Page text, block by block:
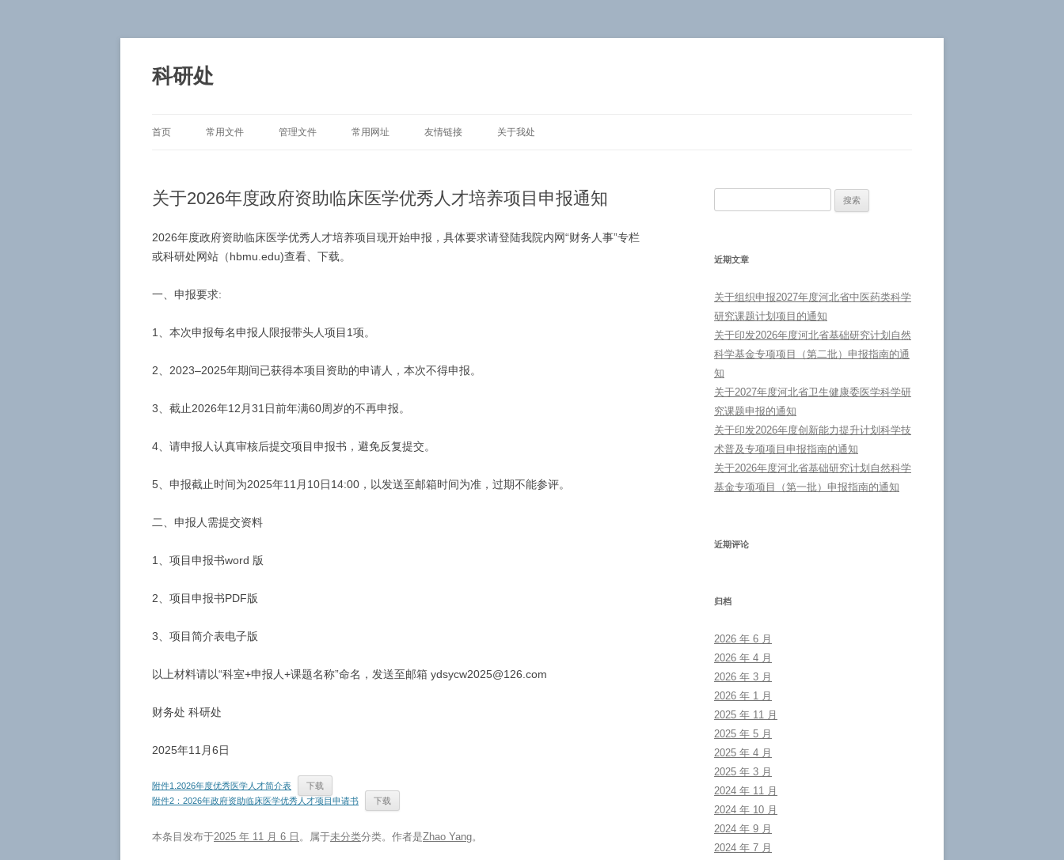
正
文
科研处
首页 常用文件 管理文件 常用网址 友情链接 关于我处
关于2026年度政府资助临床医学优秀人才培养项目申报通知
2026年度政府资助临床医学优秀人才培养项目现开始申报，具体要求请登陆我院内网“财务人事”专栏
或科研处网站（hbmu.edu)查看、下载。
一、申报要求:
1、本次申报每名申报人限报带头人项目1项。
2、2023–2025年期间已获得本项目资助的申请人，本次不得申报。
3、截止2026年12月31日前年满60周岁的不再申报。
4、请申报人认真审核后提交项目申报书，避免反复提交。
5、申报截止时间为2025年11月10日14:00，以发送至邮箱时间为准，过期不能参评。
二、申报人需提交资料
1、项目申报书word 版
2、项目申报书PDF版
3、项目简介表电子版
以上材料请以“科室+申报人+课题名称”命名，发送至邮箱 ydsycw2025@126.com
财务处 科研处
2025年11月6日
附件1.2026年度优秀医学人才简介表
下载
附件2：2026年政府资助临床医学优秀人才项目申请书
下载
本条目发布于2025 年 11 月 6 日 。属于未分类分类。 作者是Zhao Yang。
近期文章
关于组织申报2027年度河北省中医药类科学
研究课题计划项目的通知
关于印发2026年度河北省基础研究计划自然
科学基金专项项目（第二批）申报指南的通
知
关于2027年度河北省卫生健康委医学科学研
究课题申报的通知
关于印发2026年度创新能力提升计划科学技
术普及专项项目申报指南的通知
关于2026年度河北省基础研究计划自然科学
基金专项项目（第一批）申报指南的通知
近期评论
归档
2026 年 6 月
2026 年 4 月
2026 年 3 月
2026 年 1 月
2025 年 11 月
2025 年 5 月
2025 年 4 月
2025 年 3 月
2024 年 11 月
2024 年 10 月
2024 年 9 月
2024 年 7 月